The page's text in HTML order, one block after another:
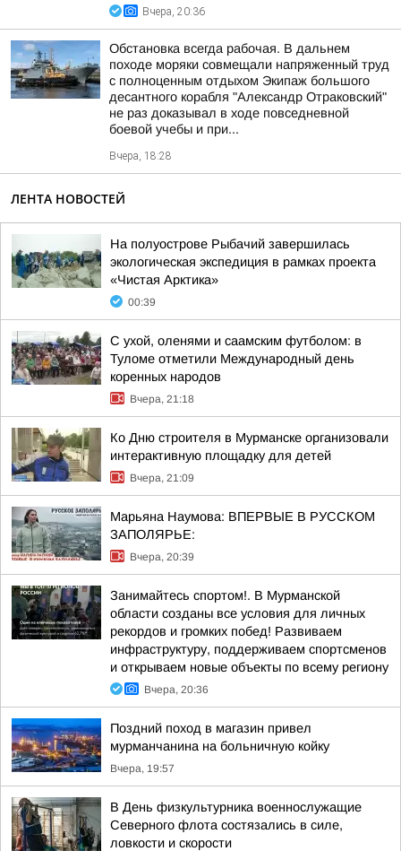
Вчера, 20:36
Обстановка всегда рабочая. В дальнем
походе моряки совмещали напряженный труд
с полноценным отдыхом Экипаж большого
десантного корабля "Александр Отраковский"
не раз доказывал в ходе повседневной
боевой учебы и при...
Вчера, 18:28
ЛЕНТА НОВОСТЕЙ
На полуострове Рыбачий завершилась
экологическая экспедиция в рамках проекта
«Чистая Арктика»
00:39
С ухой, оленями и саамским футболом: в
Туломе отметили Международный день
коренных народов
Вчера, 21:18
Ко Дню строителя в Мурманске организовали
интерактивную площадку для детей
Вчера, 21:09
Марьяна Наумова: ВПЕРВЫЕ В РУССКОМ
ЗАПОЛЯРЬЕ:
Вчера, 20:39
Занимайтесь спортом!. В Мурманской
области созданы все условия для личных
рекордов и громких побед! Развиваем
инфраструктуру, поддерживаем спортсменов
и открываем новые объекты по всему региону
Вчера, 20:36
Поздний поход в магазин привел
мурманчанина на больничную койку
Вчера, 19:57
В День физкультурника военнослужащие
Северного флота состязались в силе,
ловкости и скорости